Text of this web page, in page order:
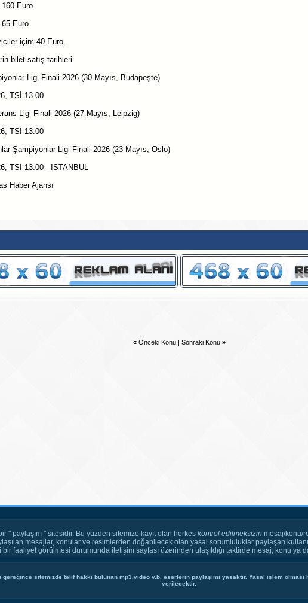
Euro
Euro
için: 40 Euro.
bilet satış tarihleri
Ligi Finali 2026 (30 Mayıs, Budapeşte)
TSİ 13.00
Ligi Finali 2026 (27 Mayıs, Leipzig)
TSİ 13.00
Şampiyonlar Ligi Finali 2026 (23 Mayıs, Oslo)
TSİ 13.00 - İSTANBUL
Haber Ajansı
« Önceki Konu| Sonraki Konu »
" paylaşım " sitesidir. Bu yüzden sitemize kayıt olan herkes kontrol edilmeksizin mesaj/konu/
mesajlar, konular ve resimlerden doğabilecek olan yasal sorumluluklar paylaşan
faaliyet görülmesi durumunda iletişim sayfası üzerinden ulaşıldığı taktirde mesaj, konu ya
gereğince sitemizde telif hakkı bulunan mp3,video v.b. eserlerin paylaşımı yasaktır. Yasal işlem
verilecektir.